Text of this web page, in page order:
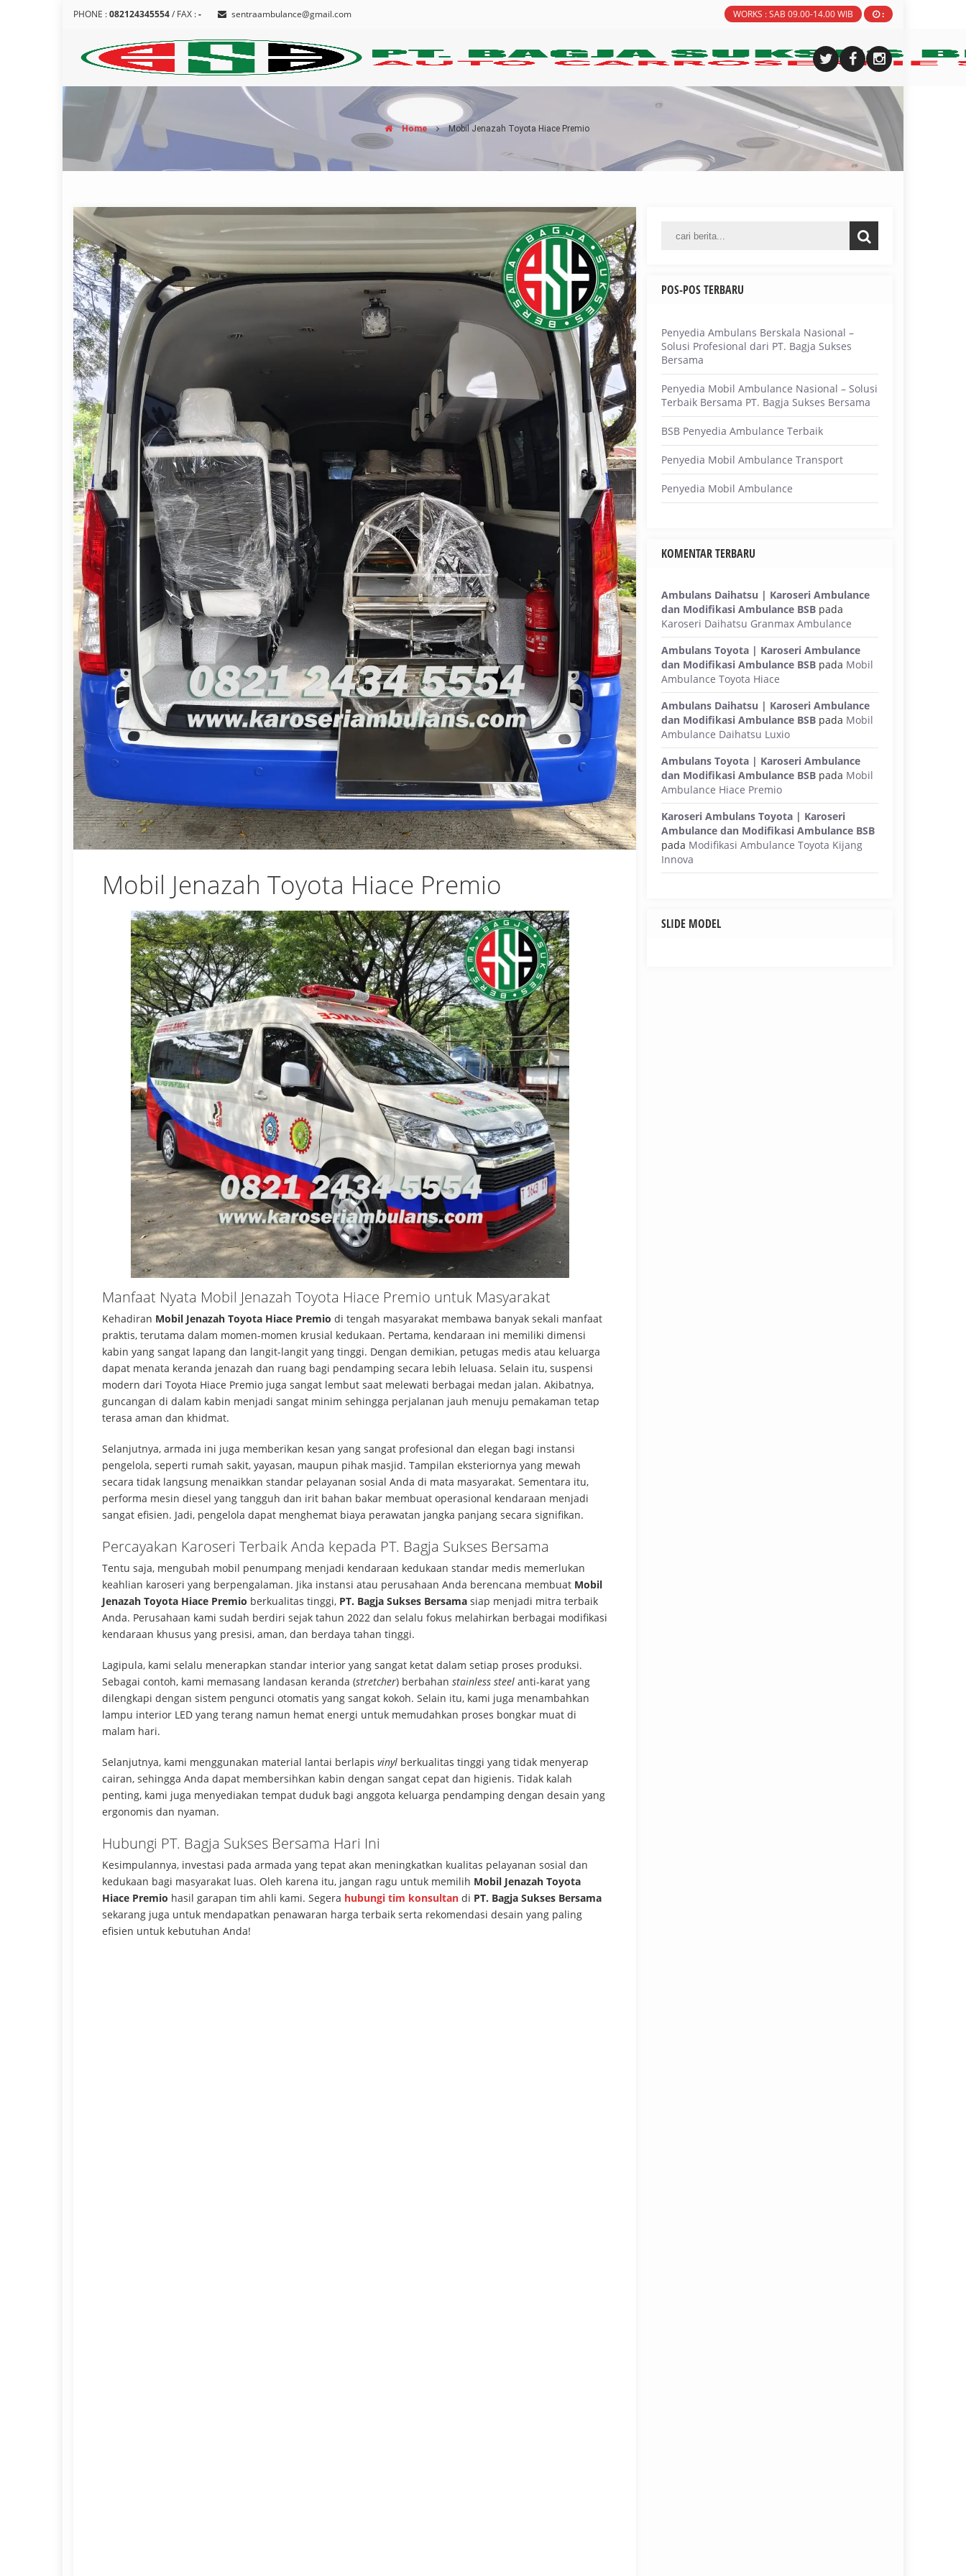
PHONE :082124345554/ FAX :- sentraambulance@gmail.com WORKS : SAB 09.00-14.00 WIB :
Home Mobil Jenazah Toyota Hiace Premio
Mobil Jenazah Toyota Hiace Premio
Manfaat Nyata Mobil Jenazah Toyota Hiace Premio untuk Masyarakat
Kehadiran Mobil Jenazah Toyota Hiace Premio di tengah masyarakat membawa banyak sekali manfaat
praktis, terutama dalam momen-momen krusial kedukaan. Pertama, kendaraan ini memiliki dimensi
kabin yang sangat lapang dan langit-langit yang tinggi. Dengan demikian, petugas medis atau keluarga
dapat menata keranda jenazah dan ruang bagi pendamping secara lebih leluasa. Selain itu, suspensi
modern dari Toyota Hiace Premio juga sangat lembut saat melewati berbagai medan jalan. Akibatnya,
guncangan di dalam kabin menjadi sangat minim sehingga perjalanan jauh menuju pemakaman tetap
terasa aman dan khidmat.
Selanjutnya, armada ini juga memberikan kesan yang sangat profesional dan elegan bagi instansi
pengelola, seperti rumah sakit, yayasan, maupun pihak masjid. Tampilan eksteriornya yang mewah
secara tidak langsung menaikkan standar pelayanan sosial Anda di mata masyarakat. Sementara itu,
performa mesin diesel yang tangguh dan irit bahan bakar membuat operasional kendaraan menjadi
sangat efisien. Jadi, pengelola dapat menghemat biaya perawatan jangka panjang secara signifikan.
Percayakan Karoseri Terbaik Anda kepada PT. Bagja Sukses Bersama
Tentu saja, mengubah mobil penumpang menjadi kendaraan kedukaan standar medis memerlukan
keahlian karoseri yang berpengalaman. Jika instansi atau perusahaan Anda berencana membuat Mobil
Jenazah Toyota Hiace Premio berkualitas tinggi, PT. Bagja Sukses Bersama siap menjadi mitra terbaik
Anda. Perusahaan kami sudah berdiri sejak tahun 2022 dan selalu fokus melahirkan berbagai modifikasi
kendaraan khusus yang presisi, aman, dan berdaya tahan tinggi.
Lagipula, kami selalu menerapkan standar interior yang sangat ketat dalam setiap proses produksi.
Sebagai contoh, kami memasang landasan keranda (stretcher) berbahan stainless steel anti-karat yang
dilengkapi dengan sistem pengunci otomatis yang sangat kokoh. Selain itu, kami juga menambahkan
lampu interior LED yang terang namun hemat energi untuk memudahkan proses bongkar muat di
malam hari.
Selanjutnya, kami menggunakan material lantai berlapis vinyl berkualitas tinggi yang tidak menyerap
cairan, sehingga Anda dapat membersihkan kabin dengan sangat cepat dan higienis. Tidak kalah
penting, kami juga menyediakan tempat duduk bagi anggota keluarga pendamping dengan desain yang
ergonomis dan nyaman.
Hubungi PT. Bagja Sukses Bersama Hari Ini
Kesimpulannya, investasi pada armada yang tepat akan meningkatkan kualitas pelayanan sosial dan
kedukaan bagi masyarakat luas. Oleh karena itu, jangan ragu untuk memilih Mobil Jenazah Toyota
Hiace Premio hasil garapan tim ahli kami. Segera hubungi tim konsultan di PT. Bagja Sukses Bersama
sekarang juga untuk mendapatkan penawaran harga terbaik serta rekomendasi desain yang paling
efisien untuk kebutuhan Anda!
POS-POS TERBARU
Penyedia Ambulans Berskala Nasional –
Solusi Profesional dari PT. Bagja Sukses
Bersama
Penyedia Mobil Ambulance Nasional – Solusi
Terbaik Bersama PT. Bagja Sukses Bersama
BSB Penyedia Ambulance Terbaik
Penyedia Mobil Ambulance Transport
Penyedia Mobil Ambulance
KOMENTAR TERBARU
Ambulans Daihatsu | Karoseri Ambulance
dan Modifikasi Ambulance BSB pada
Karoseri Daihatsu Granmax Ambulance
Ambulans Toyota | Karoseri Ambulance
dan Modifikasi Ambulance BSB pada Mobil
Ambulance Toyota Hiace
Ambulans Daihatsu | Karoseri Ambulance
dan Modifikasi Ambulance BSB pada Mobil
Ambulance Daihatsu Luxio
Ambulans Toyota | Karoseri Ambulance
dan Modifikasi Ambulance BSB pada Mobil
Ambulance Hiace Premio
Karoseri Ambulans Toyota | Karoseri
Ambulance dan Modifikasi Ambulance BSB
pada Modifikasi Ambulance Toyota Kijang
Innova
SLIDE MODEL